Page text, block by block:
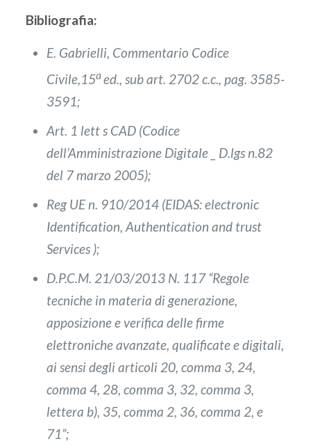
Bibliografia:
E. Gabrielli, Commentario Codice
Civile,15aed., sub art. 2702 c.c., pag. 3585-
3591;
Art. 1 lett s CAD (Codice
dell’Amministrazione Digitale _ D.lgs n.82
del 7 marzo 2005);
Reg UE n. 910/2014 (EIDAS: electronic
Identification, Authentication and trust
Services );
D.P.C.M. 21/03/2013 N. 117 “Regole
tecniche in materia di generazione,
apposizione e verifica delle firme
elettroniche avanzate, qualificate e digitali,
ai sensi degli articoli 20, comma 3, 24,
comma 4, 28, comma 3, 32, comma 3,
lettera b), 35, comma 2, 36, comma 2, e
71”;